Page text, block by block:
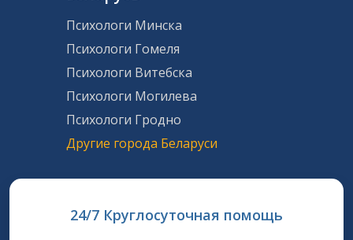
Психологи Минска
Психологи Гомеля
Психологи Витебска
Психологи Могилева
Психологи Гродно
Другие города Беларуси
24/7 Круглосуточная помощь